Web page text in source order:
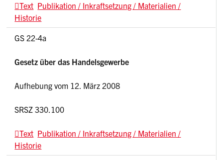
Text Publikation / Inkraftsetzung / Materialien /
Historie
GS 22-4a
Gesetz über das Handelsgewerbe
Aufhebung vom 12. März 2008
SRSZ 330.100
Text Publikation / Inkraftsetzung / Materialien /
Historie